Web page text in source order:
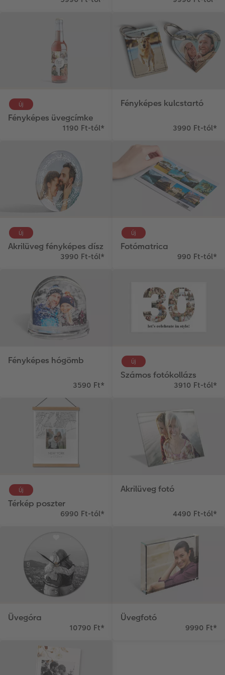
CEWE myPhotos
Kiegészítők
CEWE myPhotos
Fényképes üvegcímke
Új
1190 Ft-tól*
Fényképes kulcstartó
3990 Ft-tól*
Akrilüveg fényképes dísz
Új
3990 Ft-tól*
Fotómatrica
Új
990 Ft-tól*
Fényképes hógömb
3590 Ft*
Számos fotókollázs
Új
3910 Ft-tól*
Térkép poszter
Új
6990 Ft-tól*
Akrilüveg fotó
4490 Ft-tól*
Üvegóra
10790 Ft*
Üvegfotó
9990 Ft*